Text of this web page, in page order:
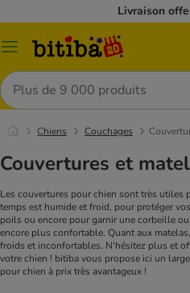
Livraison
Menu
Rechercher
Chiens Couchages
Couvertures et
Les couvertures pour chien sont très utiles
temps est humide et froid, pour protéger
poils ou encore pour garnir une corbeille
encore plus confortable. Quant aux
froids et inconfortables. N'hésitez plus et
votre chien ! bitiba vous propose ici un
pour chien à prix très avantageux !